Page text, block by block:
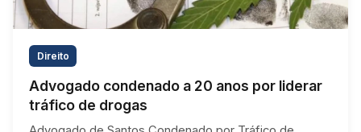
Direito
Advogado condenado a 20 anos por liderar
tráfico de drogas